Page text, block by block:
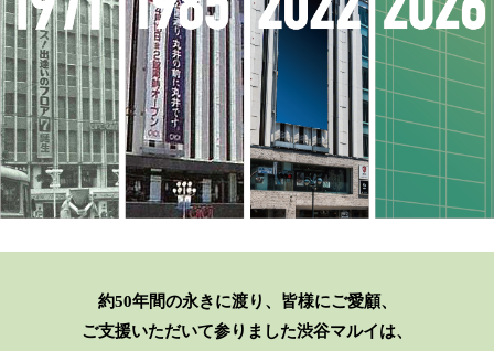
約50年間の永きに渡り、皆様にご愛顧、
ご支援いただいて参りました渋谷マルイは、